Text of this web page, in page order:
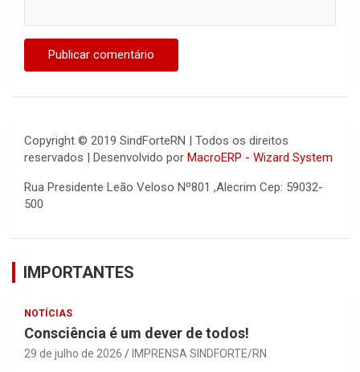
Copyright © 2019 SindForteRN | Todos os direitos
reservados | Desenvolvido por MacroERP - Wizard System
Rua Presidente Leão Veloso Nº801 ,Alecrim Cep: 59032-
500
IMPORTANTES
NOTÍCIAS
Consciência é um dever de todos!
29 de julho de 2026 IMPRENSA SINDFORTE/RN